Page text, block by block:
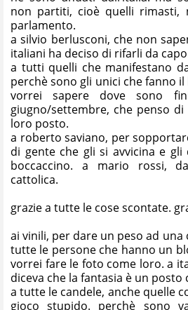
non partiti, cioè quelli rimasti,
parlamento.
a silvio berlusconi, che non
italiani ha deciso di rifarli da
a tutti quelli che manifestano
perchè sono gli unici che fanno
vorrei sapere dove sono
giugno/settembre, che penso
loro posto.
a roberto saviano, per
di gente che gli si avvicina e gli
boccaccino. a mario rossi,
cattolica.
grazie a tutte le cose scontate.
ai vinili, per dare un peso ad una
tutte le persone che hanno un
vorrei fare le foto come loro. a
diceva che la fantasia è un posto
a tutte le candele, anche quelle
gioco stupido. perchè sono